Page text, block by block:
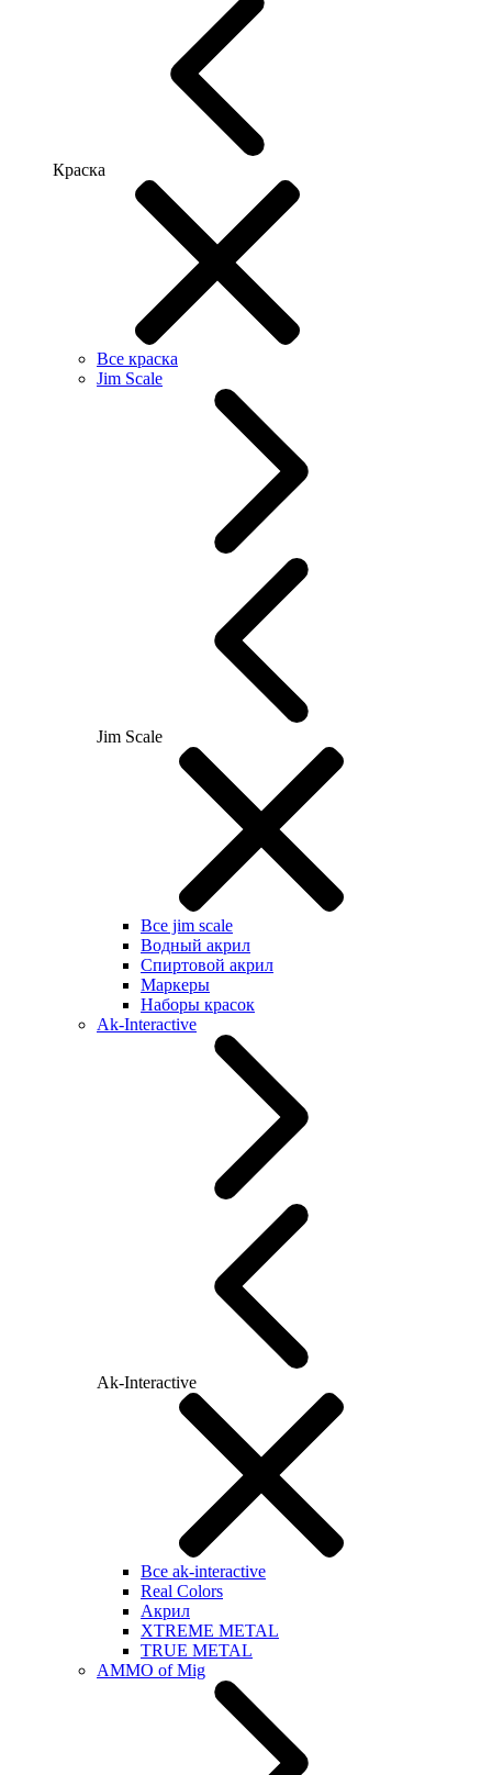
Краска
Все краска
Jim Scale
Jim Scale
Все jim scale
Водный акрил
Спиртовой акрил
Маркеры
Наборы красок
Ak-Interactive
Ak-Interactive
Все ak-interactive
Real Colors
Акрил
XTREME METAL
TRUE METAL
AMMO of Mig